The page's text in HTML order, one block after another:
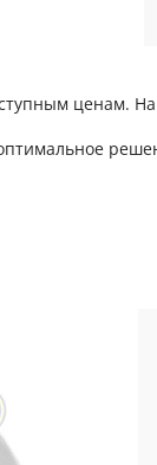
ценам. На